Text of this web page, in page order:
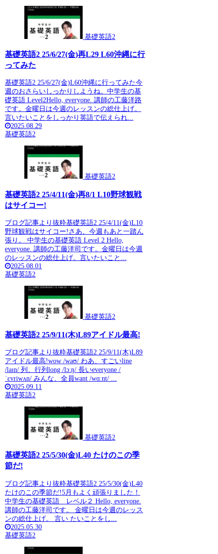
基礎英語2
基礎英語2 25/6/27(金)再L29 L60沖縄に行
ってみた
基礎英語2 25/6/27(金)L60沖縄に行ってみた今
週のおさらいしっかりしようね。中学生の基
礎英語 Level2Hello, everyone. 講師の工藤洋路
です。金曜日は今週のレッスンの総仕上げ。
言いたいことをしっかり英語で伝えられ...
2025.08.29
基礎英語2
基礎英語2
基礎英語2 25/4/11(金)再8/1 L10野球観戦
はサイコー!
ブログ記事より抜粋基礎英語2 25/4/11(金)L10
野球観戦はサイコー!さあ、今週もあと一踏ん
張り。 中学生の基礎英語 Level 2 Hello,
everyone. 講師の工藤洋司です。金曜日は今週
のレッスンの総仕上げ。言いたいこと...
2025.08.01
基礎英語2
基礎英語2
基礎英語2 25/9/11(木)L89アイドル最高!
ブログ記事より抜粋基礎英語2 25/9/11(木)L89
アイドル最高!wow /waʊ/ わあ、すごいline
/laɪn/ 列、行列long /lɔːŋ/ 長いeveryone /
ˈɛvriwʌn/ みんな、全員want /wɑːnt/ ...
2025.09.11
基礎英語2
基礎英語2
基礎英語2 25/5/30(金)L40 たけのこの季
節だ!
ブログ記事より抜粋基礎英語2 25/5/30(金)L40
たけのこの季節だ!5月もよく頑張りました！
中学生の基礎英語 レベル２ Hello, everyone.
講師の工藤洋司です。 金曜日は今週のレッス
ンの総仕上げ。 言い たいことをし...
2025.05.30
基礎英語2